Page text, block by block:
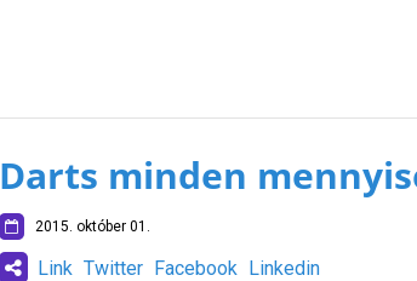
Darts minden
2015. október 01.
Link Twitter Facebook Linkedin